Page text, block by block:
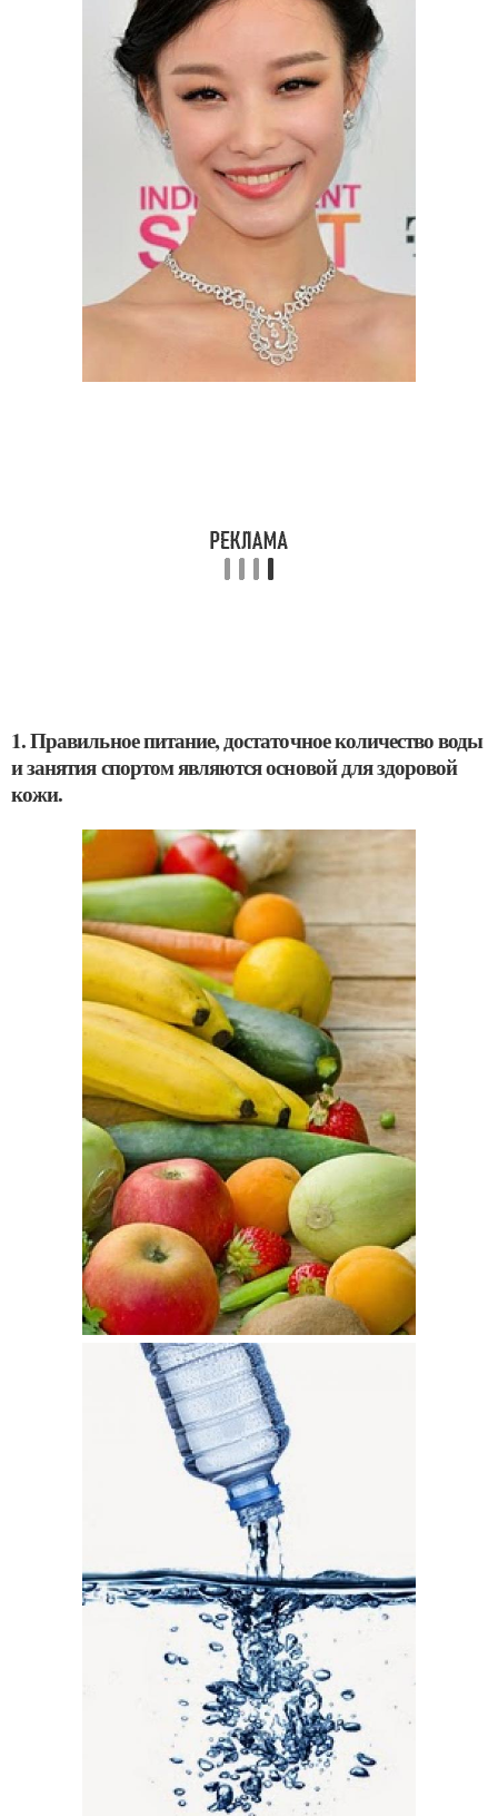
1. Правильное питание, достаточное количество воды
и занятия спортом являются основой для здоровой
кожи.